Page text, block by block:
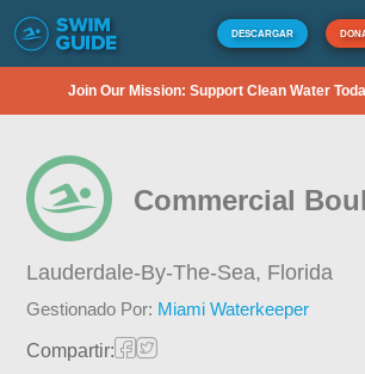
DESCARGAR
Join Our Mission: Support Clean Water
Commercial
Lauderdale-By-The-Sea, Florida
Gestionado Por: Miami Waterkeeper
Compartir: